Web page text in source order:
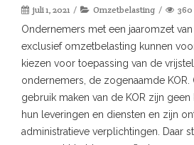
juli 1, 2021 Omzetbelasting 360
Ondernemers met een jaaromzet
exclusief omzetbelasting kunnen
kiezen voor toepassing van de
ondernemers, de zogenaamde
gebruik maken van de KOR zijn
hun leveringen en diensten en zijn
administratieve verplichtingen. Daar